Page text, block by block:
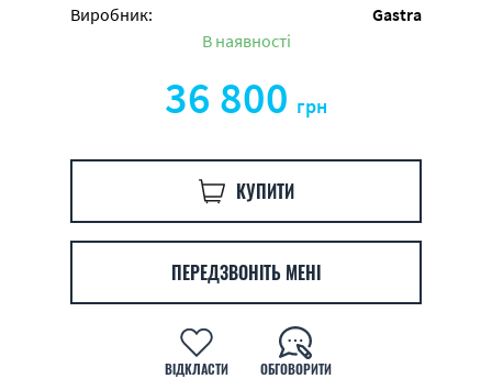
Виробник:
Gastra
В наявності
36 800 грн
КУПИТИ
ПЕРЕДЗВОНІТЬ МЕНІ
ВІДКЛАСТИ ОБГОВОРИТИ